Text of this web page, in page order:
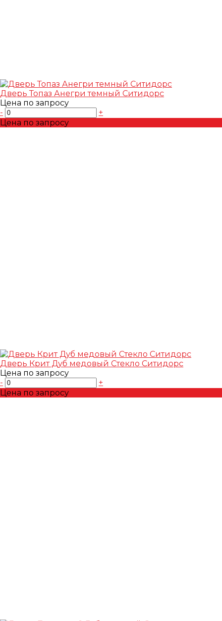
Дверь Топаз Анегри темный Ситидорс
Цена по запросу
-
+
Цена по запросу
Дверь Крит Дуб медовый Стекло Ситидорс
Цена по запросу
-
+
Цена по запросу